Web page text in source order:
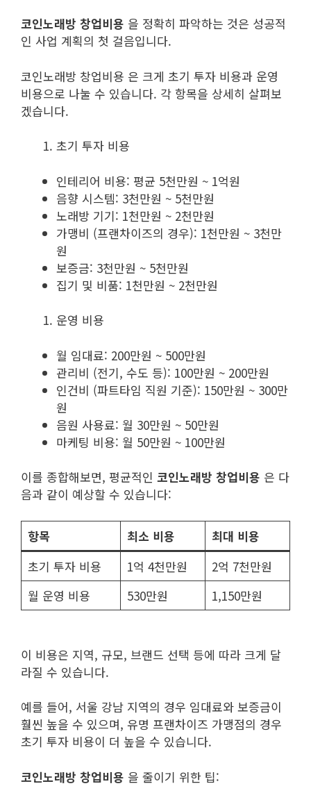
코인노래방 창업비용 을 정확히 파악하는 것은 성공적
인 사업 계획의 첫 걸음입니다.
코인노래방 창업비용 은 크게 초기 투자 비용과 운영
비용으로 나눌 수 있습니다. 각 항목을 상세히 살펴보
겠습니다.
초기 투자 비용
인테리어 비용: 평균 5천만원 ~ 1억원
음향 시스템: 3천만원 ~ 5천만원
노래방 기기: 1천만원 ~ 2천만원
가맹비 (프랜차이즈의 경우): 1천만원 ~ 3천만
원
보증금: 3천만원 ~ 5천만원
집기 및 비품: 1천만원 ~ 2천만원
운영 비용
월 임대료: 200만원 ~ 500만원
관리비 (전기, 수도 등): 100만원 ~ 200만원
인건비 (파트타임 직원 기준): 150만원 ~ 300만
원
음원 사용료: 월 30만원 ~ 50만원
마케팅 비용: 월 50만원 ~ 100만원
이를 종합해보면, 평균적인 코인노래방 창업비용 은 다
음과 같이 예상할 수 있습니다:
항목 최소 비용
최대 비용
초기 투자 비용
1억 4천만원
2억 7천만원
월 운영 비용
530만원 1,150만원
이 비용은 지역, 규모, 브랜드 선택 등에 따라 크게 달
라질 수 있습니다.
예를 들어, 서울 강남 지역의 경우 임대료와 보증금이
훨씬 높을 수 있으며, 유명 프랜차이즈 가맹점의 경우
초기 투자 비용이 더 높을 수 있습니다.
코인노래방 창업비용 을 줄이기 위한 팁: